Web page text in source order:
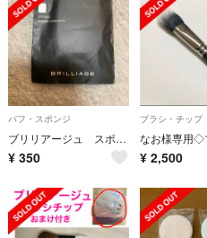
パフ・スポンジ
ブリリアージュ スポンジ
¥ 350
ブラシ・チップ
¥ 2,500